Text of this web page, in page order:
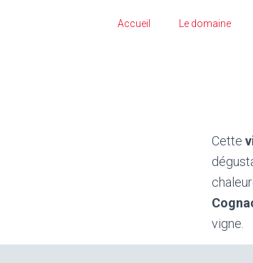
Accueil Le domaine
Cette
vigne.